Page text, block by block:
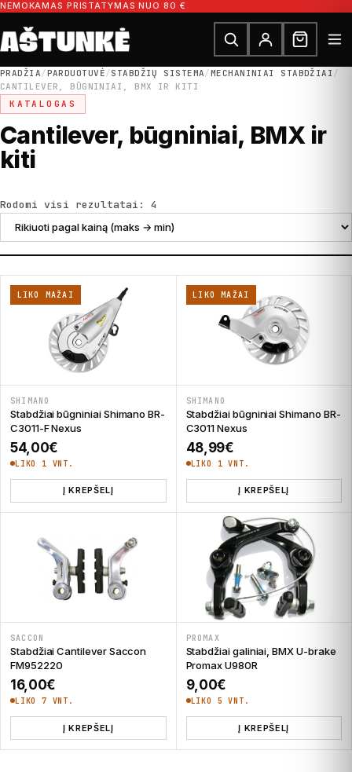
Pereiti prie turinio
NEMOKAMAS PRISTATYMAS NUO 80 €
Ieškoti dalių
Ieškoti
PRADŽIA/PARDUOTUVĖ/STABDŽIŲ SISTEMA/MECHANINIAI STABDŽIAI /
CANTILEVER, BŪGNINIAI, BMX IR KITI
KATALOGAS
Cantilever, būgniniai, BMX ir
kiti
Rodomi visi rezultatai: 4
LIKO MAŽAI
SHIMANO
Stabdžiai būgniniai Shimano BR-
C3011-F Nexus
54,00€
LIKO 1 VNT.
Į KREPŠELĮ
LIKO MAŽAI
SHIMANO
Stabdžiai būgniniai Shimano BR-
C3011 Nexus
48,99€
LIKO 1 VNT.
Į KREPŠELĮ
SACCON
Stabdžiai Cantilever Saccon
FM952220
16,00€
LIKO 7 VNT.
Į KREPŠELĮ
PROMAX
Stabdžiai galiniai, BMX U-brake
Promax U980R
9,00€
LIKO 5 VNT.
Į KREPŠELĮ